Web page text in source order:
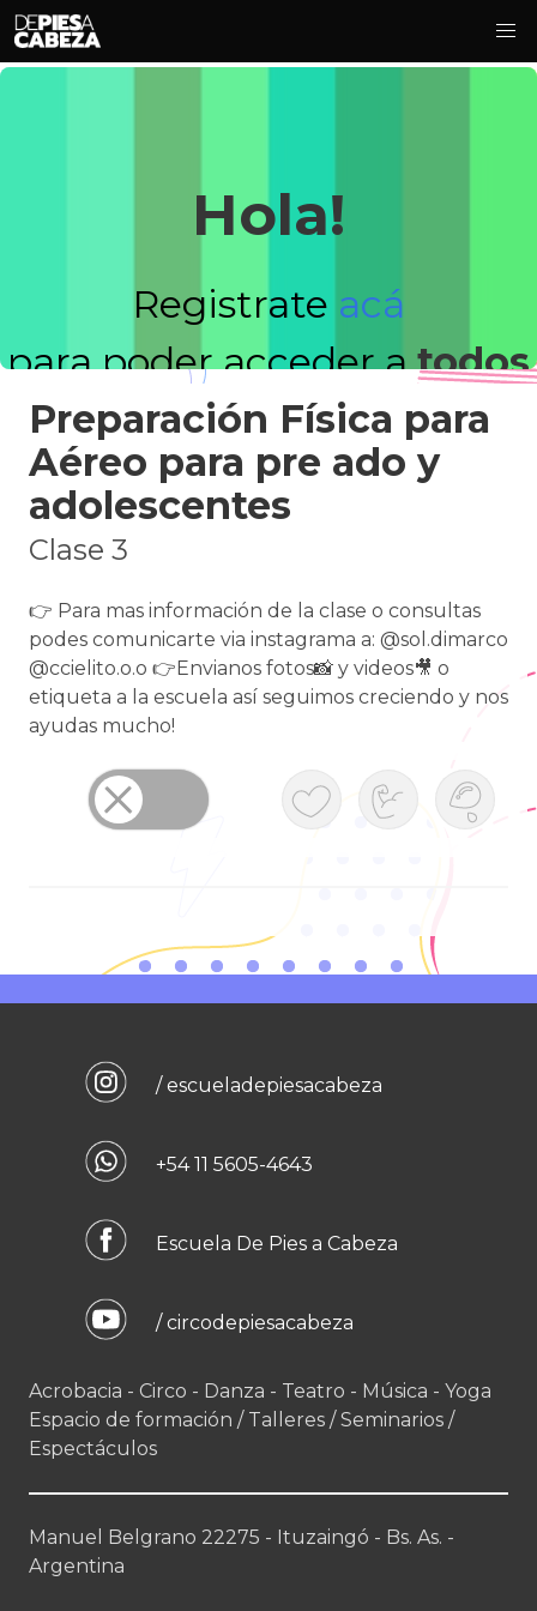
Hola!
Registrate acá
para poder acceder atodos
los videos!
Preparación Física para
Aéreo para pre ado y
adolescentes
Clase 3
👉 Para mas información de la clase o consultas
podes comunicarte via instagrama a: @sol.dimarco
@ccielito.o.o 👉Envianos fotos📸 y videos🎥 o
etiqueta a la escuela así seguimos creciendo y nos
ayudas mucho!
/ escueladepiesacabeza
+54 11 5605-4643
Escuela De Pies a Cabeza
/ circodepiesacabeza
Acrobacia - Circo - Danza - Teatro - Música - Yoga
Espacio de formación / Talleres / Seminarios /
Espectáculos
Manuel Belgrano 22275 - Ituzaingó - Bs. As. -
Argentina